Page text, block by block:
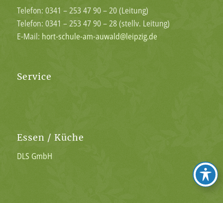
Telefon: 0341 – 253 47 90 – 20 (Leitung)
Telefon: 0341 – 253 47 90 – 28 (stellv. Leitung)
E-Mail: hort-schule-am-auwald@leipzig.de
Service
Essen / Küche
DLS GmbH